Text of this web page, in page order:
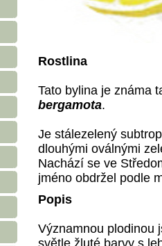
Rostlina
Tato bylina je známa
bergamota.
Je stálezelený
dlouhými oválnými
Nachází se ve
jméno obdržel podle
Popis
Významnou plodinou
světle žluté barvy s